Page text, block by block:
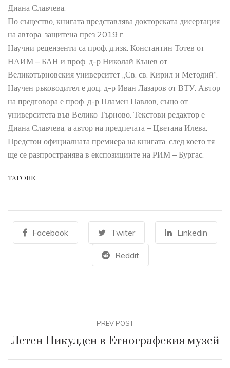
Диана Славчева.
По същество, книгата представлява докторската дисертация
на автора, защитена през 2019 г.
Научни рецензенти са проф. д.изк. Константин Тотев от
НАИМ – БАН и проф. д-р Николай Кънев от
Великотърновския университет „Св. св. Кирил и Методий“.
Научен ръководител е доц. д-р Иван Лазаров от ВТУ. Автор
на предговора е проф. д-р Пламен Павлов, също от
университета във Велико Търново. Текстови редактор е
Диана Славчева, а автор на предпечата – Цветана Илева.
Предстои официалната премиера на книгата, след което тя
ще се разпространява в експозициите на РИМ – Бургас.
ТАГОВЕ:
Facebook Twiter Linkedin
Reddit
PREV POST
Летен Никулден в Етнографския музей